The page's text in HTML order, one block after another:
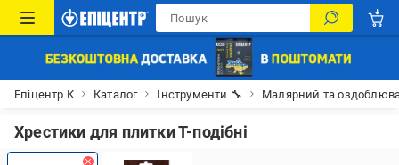
Епіцентр К Каталог Інструменти 🔧 Малярний та
Хрестики для плитки Т-подібні